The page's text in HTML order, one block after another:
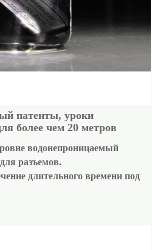
патенты, уроки
более чем 20 метров
водонепроницаемый
разъемов.
длительного времени под